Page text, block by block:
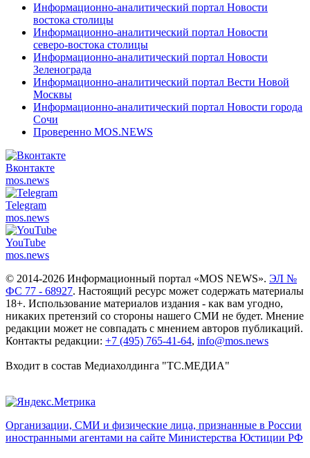
Информационно-аналитический портал Новости
востока столицы
Информационно-аналитический портал Новости
северо-востока столицы
Информационно-аналитический портал Новости
Зеленограда
Информационно-аналитический портал Вести Новой
Москвы
Информационно-аналитический портал Новости города
Сочи
Проверенно MOS.NEWS
Вконтакте
mos.news
Telegram
mos.news
YouTube
mos.news
© 2014-2026 Информационный портал «MOS NEWS». ЭЛ №
ФС 77 - 68927. Настоящий ресурс может содержать материалы
18+. Использование материалов издания - как вам угодно,
никаких претензий со стороны нашего СМИ не будет. Мнение
редакции может не совпадать с мнением авторов публикаций.
Контакты редакции: +7 (495) 765-41-64, info@mos.news
Входит в состав Медиахолдинга "ТС.МЕДИА"
Организации, СМИ и физические лица, признанные в России
иностранными агентами на сайте Министерства Юстиции РФ